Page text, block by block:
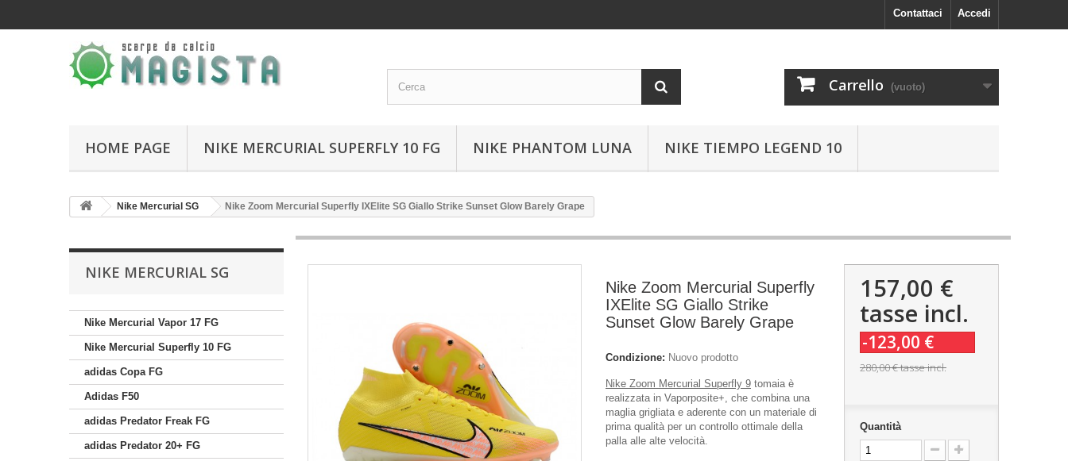
Accedi
Contattaci
Carrello (vuoto)
HOME PAGE NIKE MERCURIAL SUPERFLY 10 FG NIKE PHANTOM LUNA NIKE TIEMPO LEGEND 10
Nike Mercurial SG Nike Zoom Mercurial Superfly IXElite SG Giallo Strike Sunset Glow Barely Grape
NIKE MERCURIAL SG
Nike Mercurial Vapor 17 FG
Nike Mercurial Superfly 10 FG
adidas Copa FG
Adidas F50
adidas Predator Freak FG
adidas Predator 20+ FG
Nike Zoom Mercurial Superfly
IXElite SG Giallo Strike
Sunset Glow Barely Grape
Condizione: Nuovo prodotto
Nike Zoom Mercurial Superfly 9 tomaia è
realizzata in Vaporposite+, che combina una
maglia grigliata e aderente con un materiale di
prima qualità per un controllo ottimale della
palla alle alte velocità.
157,00 €
tasse incl.
-123,00 €
280,00 €tasse incl.
Quantità